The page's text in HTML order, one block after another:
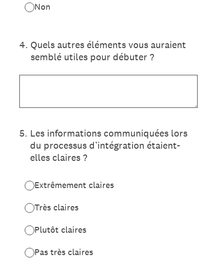
Non
4. Quels autres éléments vous auraient
semblé utiles pour débuter ?
5. Les informations communiquées lors
du processus d’intégration étaient-
elles claires ?
Extrêmement claires
Très claires
Plutôt claires
Pas très claires